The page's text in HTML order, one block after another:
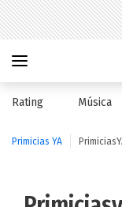
Rating Música
Primicias YA